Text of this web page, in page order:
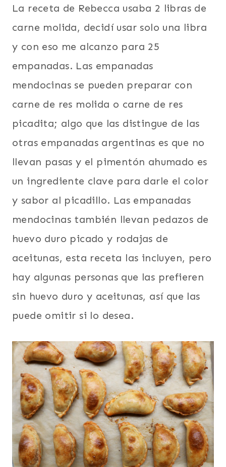
La receta de Rebecca usaba 2 libras de
carne molida, decidí usar solo una libra
y con eso me alcanzo para 25
empanadas. Las empanadas
mendocinas se pueden preparar con
carne de res molida o carne de res
picadita; algo que las distingue de las
otras empanadas argentinas es que no
llevan pasas y el pimentón ahumado es
un ingrediente clave para darle el color
y sabor al picadillo. Las empanadas
mendocinas también llevan pedazos de
huevo duro picado y rodajas de
aceitunas, esta receta las incluyen, pero
hay algunas personas que las prefieren
sin huevo duro y aceitunas, así que las
puede omitir si lo desea.